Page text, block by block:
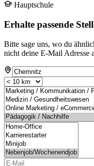
Hauptschule
Erhalte passende
Bitte sage uns, wo du
nicht deine E-Mail Adresse